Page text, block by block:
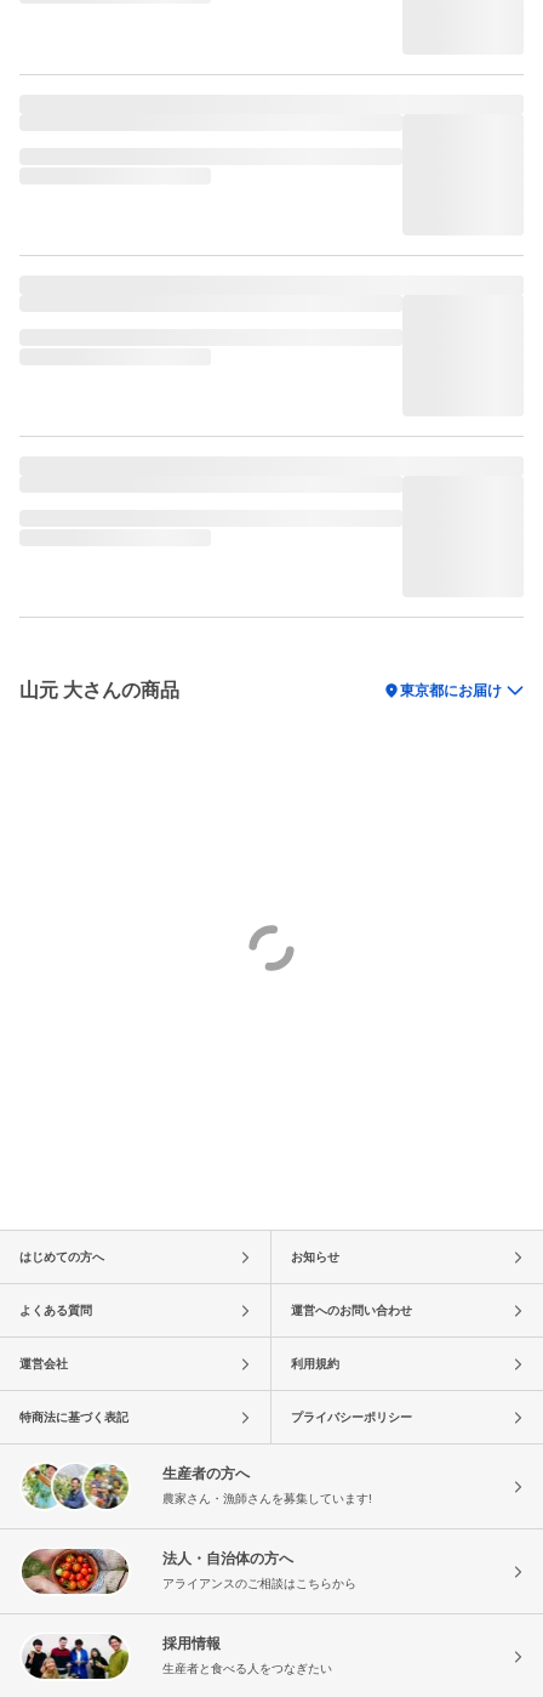
山元 大さんの商品 location_on東京都にお届け
はじめての方へ お知らせ
よくある質問 運営へのお問い合わせ
運営会社 利用規約
特商法に基づく表記 プライバシーポリシー
生産者の方へ
農家さん・漁師さんを募集しています!
法人・自治体の方へ
アライアンスのご相談はこちらから
採用情報
生産者と食べる人をつなぎたい